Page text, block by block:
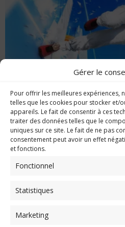
Gérer le
Pour offrir les meilleures expériences,
telles que les cookies pour stocker et/
appareils. Le fait de consentir à ces
traiter des données telles que le
uniques sur ce site. Le fait de ne pas
consentement peut avoir un effet
et fonctions.
Fonctionnel
Statistiques
Marketing
[Insolite] Mirror’s Edge
Imerod.fr est un site traitant de
reproduction partielle ou complète
Mentions légales
Qui suis-je ?